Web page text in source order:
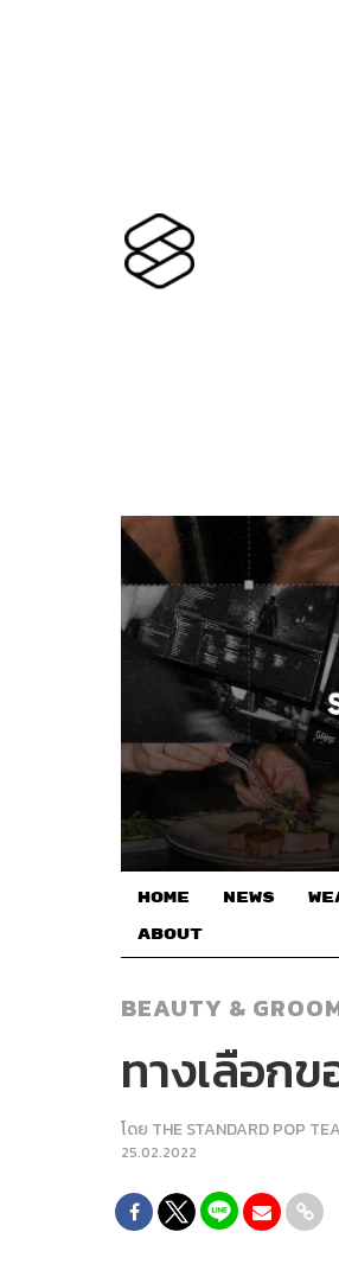
HOME NEWS
ABOUT
BEAUTY &
ทางเลือก
โดย THE STANDARD POP
25.02.2022